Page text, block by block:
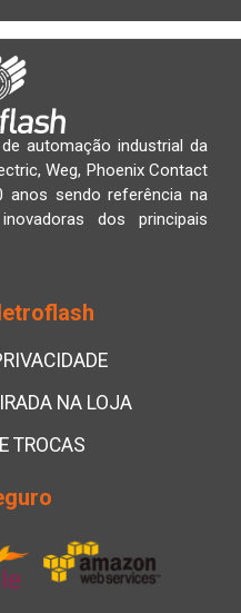
automação industrial da
Weg, Phoenix Contact
sendo referência na
dos principais
NA LOJA
TROCAS